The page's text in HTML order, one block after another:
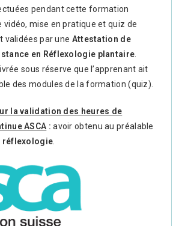
pendant cette formation
vidéo, mise en pratique et quiz de
validées par une Attestation de
en Réflexologie plantaire
sous réserve que l’apprenant ait
des modules de la formation (quiz).
la validation des heures de
ASCA : avoir obtenu au préalable
réflexologie